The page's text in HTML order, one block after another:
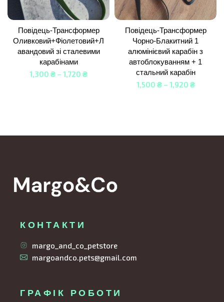
Повідець-Трансформер
Оливковий+Фіолетовий+Л
авандовий зі сталевими
карабінами
1,300 ₴ – 1,720 ₴
Повідець-Трансформер
Чорно-Блакитний 1
алюмінієвий карабін з
автоблокуванням + 1
стальний карабін
1,500 ₴– 1,920 ₴
КОНТАКТИ
margo_and_co_petstore
margoandco.pets@gmail.com
ГРАФІК РОБОТИ